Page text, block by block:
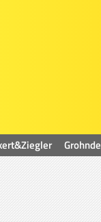
Grohnde